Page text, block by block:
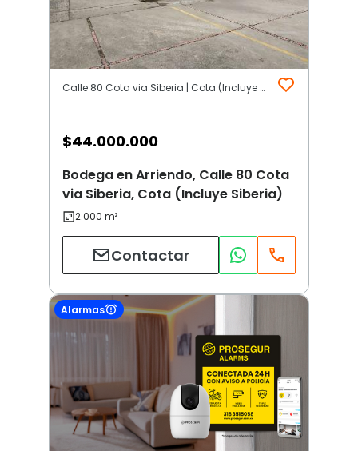
Calle 80 Cota via Siberia | Cota (Incluye Siberia)
$44.000.000
Bodega en Arriendo, Calle 80 Cota
via Siberia, Cota (Incluye Siberia)
Contactar
Alarmas